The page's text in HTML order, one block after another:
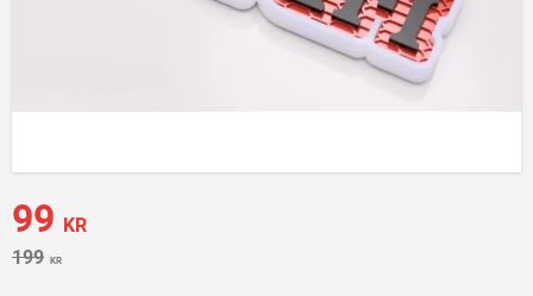
Nedsatt pris:
99 KR
Ordinarie pris:
199 KR